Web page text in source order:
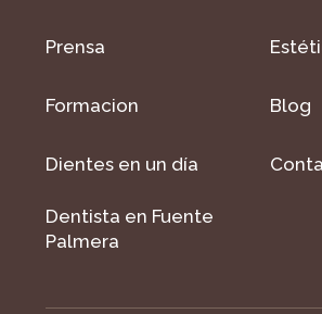
Prensa
Formacion Blog
Dientes en un día
Dentista en Fuente
Palmera